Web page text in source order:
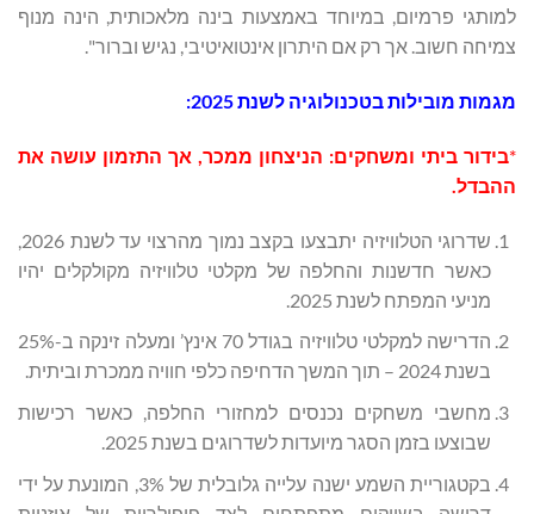
למותגי פרמיום, במיוחד באמצעות בינה מלאכותית, הינה מנוף
צמיחה חשוב. אך רק אם היתרון אינטואיטיבי, נגיש וברור".
מגמות מובילות בטכנולוגיה לשנת 2025:
*בידור ביתי ומשחקים: הניצחון ממכר, אך התזמון עושה את
ההבדל.
כאשר חדשנות והחלפה של מקלטי טלוויזיה מקולקלים יהיו
מניעי המפתח לשנת 2025.
הדרישה למקלטי טלוויזיה בגודל 70 אינץ’ ומעלה זינקה ב-25%
בשנת 2024 – תוך המשך הדחיפה כלפי חוויה ממכרת וביתית.
מחשבי משחקים נכנסים למחזורי החלפה, כאשר רכישות
שבוצעו בזמן הסגר מיועדות לשדרוגים בשנת 2025.
בקטגוריית השמע ישנה עלייה גלובלית של 3%, המונעת על ידי